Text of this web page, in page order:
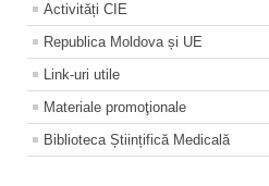
Activități CIE
Republica Moldova și UE
Link-uri utile
Materiale promoţionale
Biblioteca Științifică Medicală